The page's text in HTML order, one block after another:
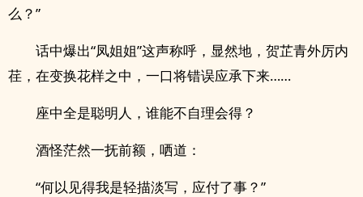
么？”
话中爆出“凤姐姐”这声称呼，显然地，贺芷青外厉内
荏，在变换花样之中，一口将错误应承下来……
座中全是聪明人，谁能不自理会得？
酒怪茫然一抚前额，哂道：
“何以见得我是轻描淡写，应付了事？”